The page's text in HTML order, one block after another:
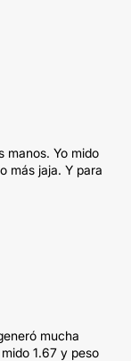
manos. Yo mido
más jaja. Y para
mucha
1.67 y peso